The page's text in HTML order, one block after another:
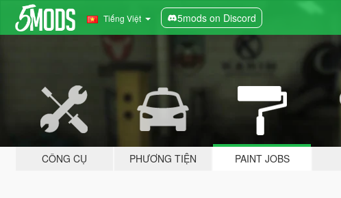
Tiếng Việt 5mods on Discord
CÔNG CỤ PHƯƠNG TIỆN PAINT JOBS